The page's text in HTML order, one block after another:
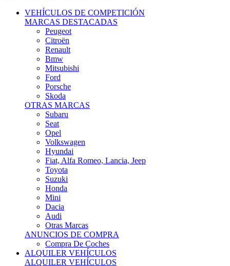
MARCAS DESTACADAS
Peugeot
Citroën
Renault
Bmw
Mitsubishi
Ford
Porsche
Skoda
OTRAS MARCAS
Subaru
Seat
Opel
Volkswagen
Hyundai
Fiat, Alfa Romeo, Lancia, Jeep
Toyota
Suzuki
Honda
Mini
Dacia
Audi
Otras Marcas
ANUNCIOS DE COMPRA
Compra De Coches
ALQUILER VEHÍCULOS
ALQUILER VEHÍCULOS
Ofertas